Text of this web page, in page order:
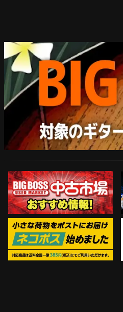
中古市場おすすめ情報!!
ネコポス対象商品はコチラ